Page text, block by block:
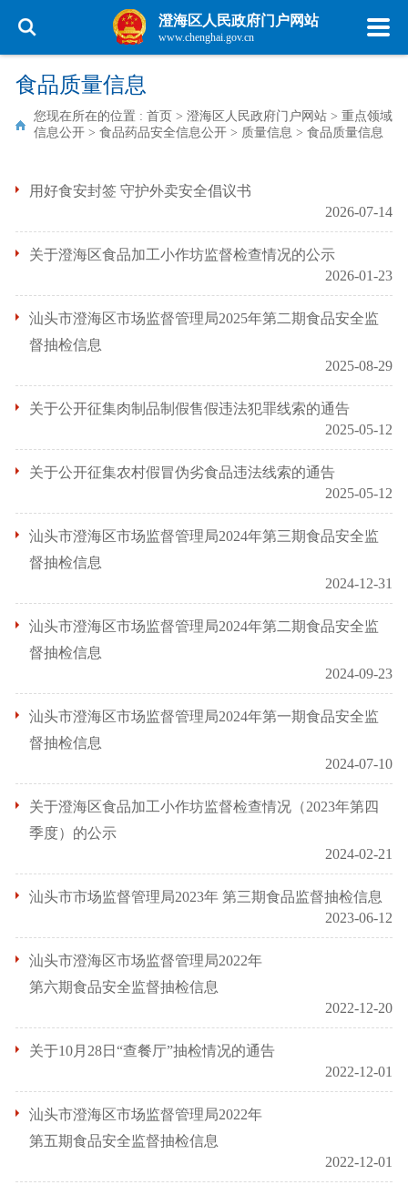
澄海区人民政府门户网站
www.chenghai.gov.cn
食品质量信息
您现在所在的位置 : 首页 > 澄海区人民政府门户网站 > 重点领域
信息公开 > 食品药品安全信息公开 > 质量信息 > 食品质量信息
用好食安封签 守护外卖安全倡议书
2026-07-14
关于澄海区食品加工小作坊监督检查情况的公示
2026-01-23
汕头市澄海区市场监督管理局2025年第二期食品安全监
督抽检信息
2025-08-29
关于公开征集肉制品制假售假违法犯罪线索的通告
2025-05-12
关于公开征集农村假冒伪劣食品违法线索的通告
2025-05-12
汕头市澄海区市场监督管理局2024年第三期食品安全监
督抽检信息
2024-12-31
汕头市澄海区市场监督管理局2024年第二期食品安全监
督抽检信息
2024-09-23
汕头市澄海区市场监督管理局2024年第一期食品安全监
督抽检信息
2024-07-10
关于澄海区食品加工小作坊监督检查情况（2023年第四
季度）的公示
2024-02-21
汕头市市场监督管理局2023年 第三期食品监督抽检信息
2023-06-12
汕头市澄海区市场监督管理局2022年
第六期食品安全监督抽检信息
2022-12-20
关于10月28日“查餐厅”抽检情况的通告
2022-12-01
汕头市澄海区市场监督管理局2022年
第五期食品安全监督抽检信息
2022-12-01